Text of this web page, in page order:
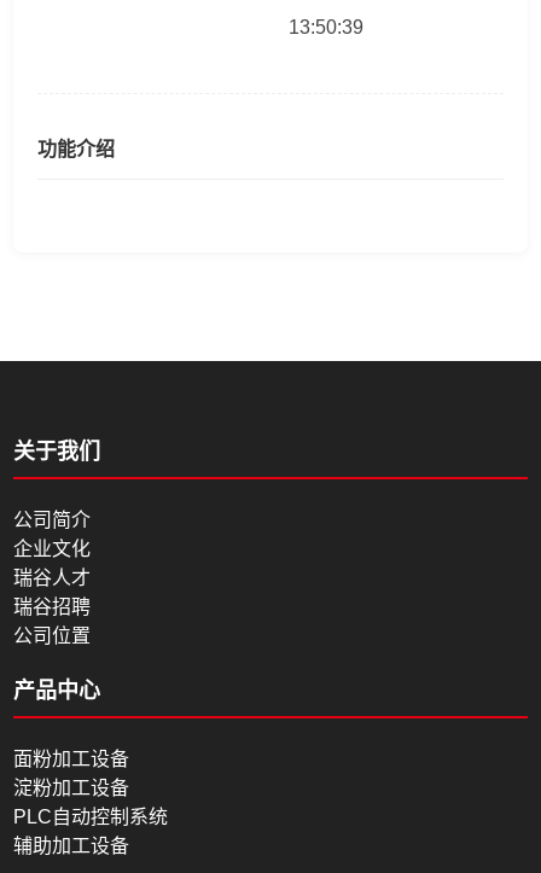
13:50:39
功能介绍
关于我们
公司简介
企业文化
瑞谷人才
瑞谷招聘
公司位置
产品中心
面粉加工设备
淀粉加工设备
PLC自动控制系统
辅助加工设备